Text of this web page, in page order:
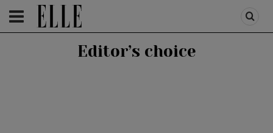
HOMEPAGE /FASHION
Editor’s choice